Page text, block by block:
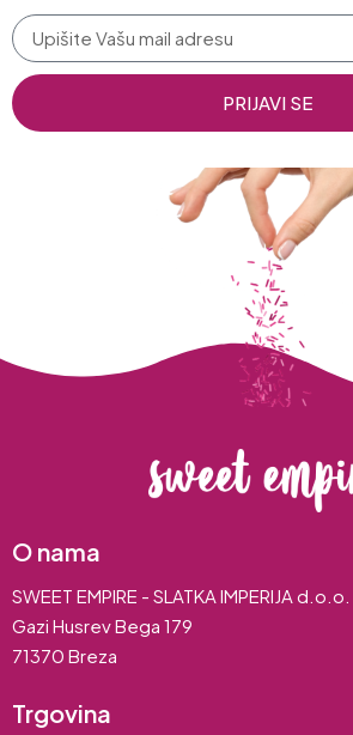
PRIJAVI SE
O nama
SWEET EMPIRE - SLATKA IMPERIJA d.o.o.
Gazi Husrev Bega 179
71370 Breza
Trgovina